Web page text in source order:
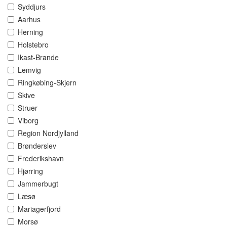
Syddjurs
Aarhus
Herning
Holstebro
Ikast-Brande
Lemvig
Ringkøbing-Skjern
Skive
Struer
Viborg
Region Nordjylland
Brønderslev
Frederikshavn
Hjørring
Jammerbugt
Læsø
Mariagerfjord
Morsø